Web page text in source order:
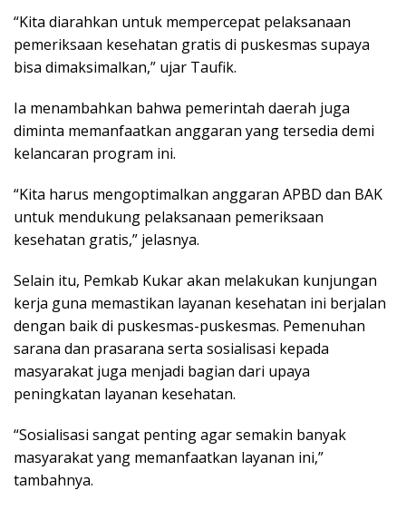
“Kita diarahkan untuk mempercepat pelaksanaan
pemeriksaan kesehatan gratis di puskesmas supaya
bisa dimaksimalkan,” ujar Taufik.
Ia menambahkan bahwa pemerintah daerah juga
diminta memanfaatkan anggaran yang tersedia demi
kelancaran program ini.
“Kita harus mengoptimalkan anggaran APBD dan BAK
untuk mendukung pelaksanaan pemeriksaan
kesehatan gratis,” jelasnya.
Selain itu, Pemkab Kukar akan melakukan kunjungan
kerja guna memastikan layanan kesehatan ini berjalan
dengan baik di puskesmas-puskesmas. Pemenuhan
sarana dan prasarana serta sosialisasi kepada
masyarakat juga menjadi bagian dari upaya
peningkatan layanan kesehatan.
“Sosialisasi sangat penting agar semakin banyak
masyarakat yang memanfaatkan layanan ini,”
tambahnya.